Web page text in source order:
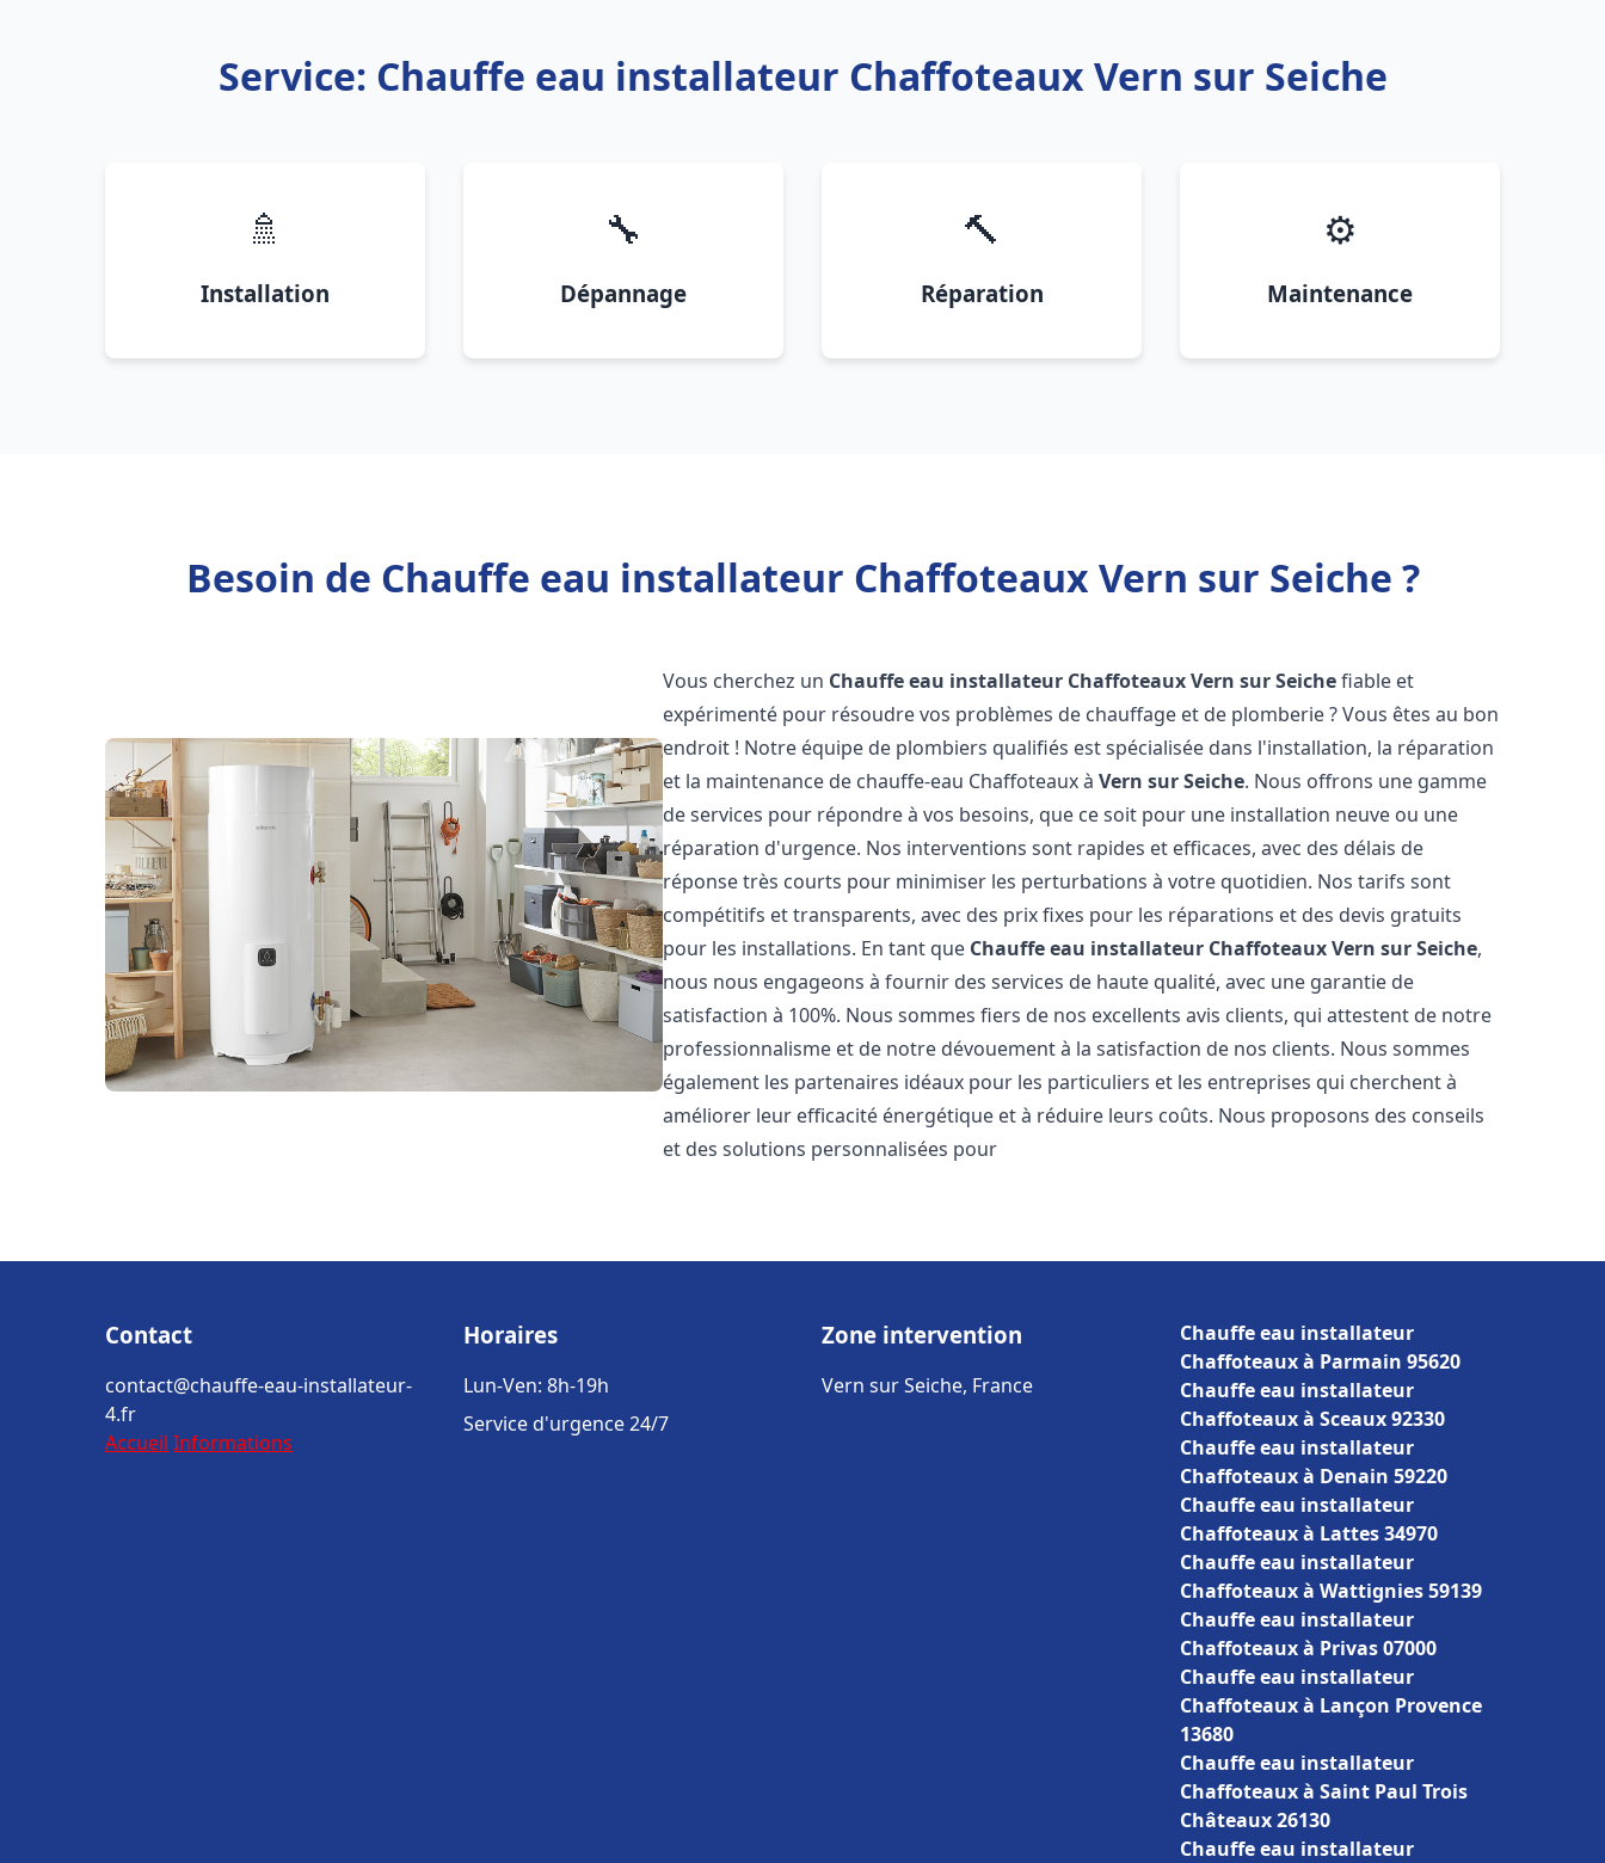
Service: Chauffe eau installateur Chaffoteaux Vern sur Seiche
🚿
Installation
🔧
Dépannage
🔨
Réparation
⚙️
Maintenance
Besoin de Chauffe eau installateur Chaffoteaux Vern sur Seiche ?
Vous cherchez un Chauffe eau installateur ChaffoteauxVern sur Seichefiable et
expérimenté pour résoudre vos problèmes de chauffage et de plomberie ? Vous êtes au bon
endroit ! Notre équipe de plombiers qualifiés est spécialisée dans l'installation, la réparation
et la maintenance de chauffe-eau Chaffoteaux àVern sur Seiche. Nous offrons une gamme
de services pour répondre à vos besoins, que ce soit pour une installation neuve ou une
réparation d'urgence. Nos interventions sont rapides et efficaces, avec des délais de
réponse très courts pour minimiser les perturbations à votre quotidien. Nos tarifs sont
compétitifs et transparents, avec des prix fixes pour les réparations et des devis gratuits
pour les installations. En tant que Chauffe eau installateur ChaffoteauxVern sur Seiche,
nous nous engageons à fournir des services de haute qualité, avec une garantie de
satisfaction à 100%. Nous sommes fiers de nos excellents avis clients, qui attestent de notre
professionnalisme et de notre dévouement à la satisfaction de nos clients. Nous sommes
également les partenaires idéaux pour les particuliers et les entreprises qui cherchent à
améliorer leur efficacité énergétique et à réduire leurs coûts. Nous proposons des conseils
et des solutions personnalisées pour
Contact
contact@chauffe-eau-installateur-
4.fr
Accueil Informations
Horaires
Lun-Ven: 8h-19h
Service d'urgence 24/7
Zone intervention
Vern sur Seiche, France
Chauffe eau installateur
Chaffoteaux à Parmain 95620
Chauffe eau installateur
Chaffoteaux à Sceaux 92330
Chauffe eau installateur
Chaffoteaux à Denain 59220
Chauffe eau installateur
Chaffoteaux à Lattes 34970
Chauffe eau installateur
Chaffoteaux à Wattignies 59139
Chauffe eau installateur
Chaffoteaux à Privas 07000
Chauffe eau installateur
Chaffoteaux à Lançon Provence
13680
Chauffe eau installateur
Chaffoteaux à Saint Paul Trois
Châteaux 26130
Chauffe eau installateur